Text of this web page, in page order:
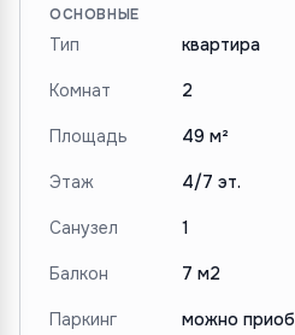
ОСНОВНЫЕ
Тип квартира
Комнат 2
Площадь 49 м²
Этаж 4/7 эт.
Санузел 1
Балкон 7 м2
Паркинг можно